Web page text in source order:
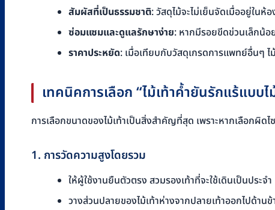
สัมผัสที่เป็นธรรมชาติ: วัสดุไม้จะไม่เย็นจัดเมื่ออยู่ใน
ซ่อมแซมและดูแลรักษาง่าย: หากมีรอยขีดข่วนเล็กน้อ
ราคาประหยัด: เมื่อเทียบกับวัสดุเกรดการแพทย์อื่นๆ
เทคนิคการเลือก “ไม้เท้าค้ำยันรักแร้แบบ
การเลือกขนาดของไม้เท้าเป็นสิ่งสำคัญที่สุด เพราะหากเลือกผิด
1. การวัดความสูงโดยรวม
ให้ผู้ใช้งานยืนตัวตรง สวมรองเท้าที่จะใช้เดินเป็นประจำ
วางส่วนปลายของไม้เท้าห่างจากปลายเท้าออกไปด้า